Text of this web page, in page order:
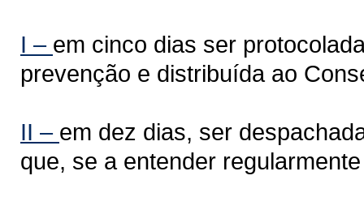
I – em cinco dias ser
prevenção e distribuída ao
II – em dez dias, ser
que, se a entender